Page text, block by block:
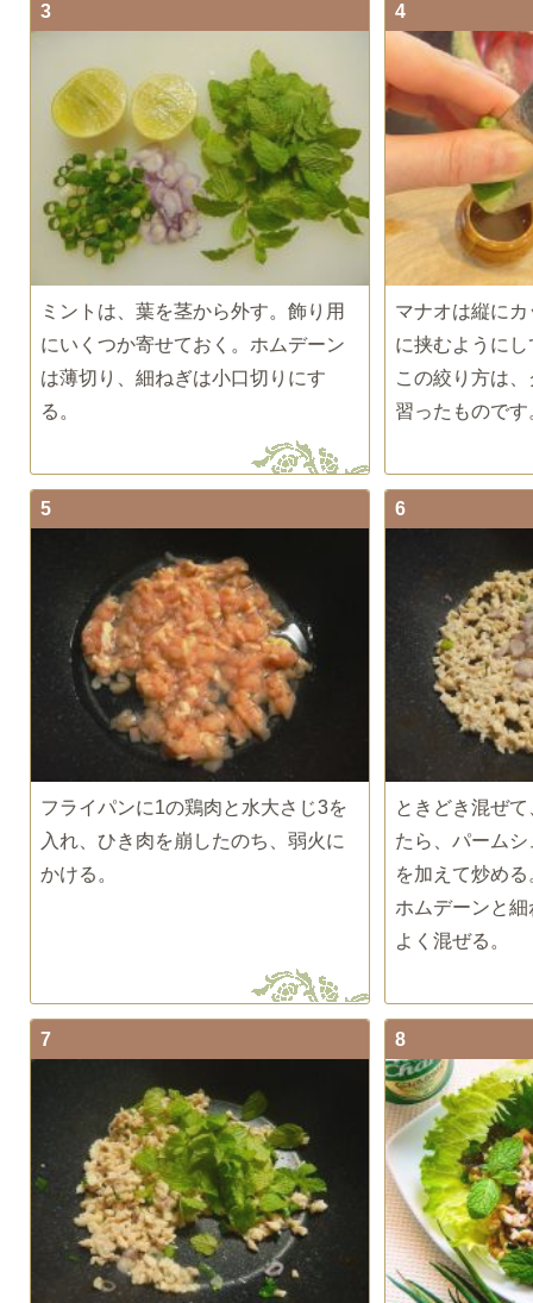
3
ミントは、葉を茎から外す。飾り用
にいくつか寄せておく。ホムデーン
は薄切り、細ねぎは小口切りにす
る。
4
マナオは縦に
に挟むように
この絞り方は
習ったものです
5
フライパンに1の鶏肉と水大さじ3を
入れ、ひき肉を崩したのち、弱火に
かける。
6
ときどき混ぜ
たら、パーム
を加えて炒める
ホムデーンと
よく混ぜる。
7 8